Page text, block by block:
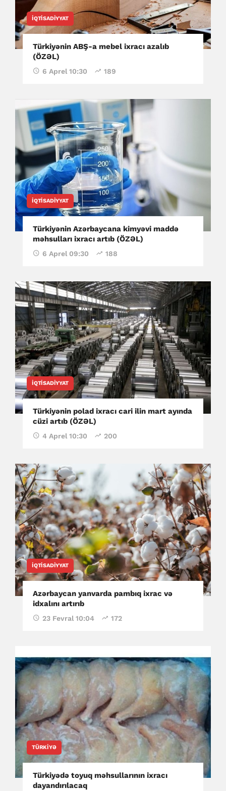
İQTISADIYYAT
Türkiyənin ABŞ-a mebel ixracı azalıb
(ÖZƏL)
6 Aprel 10:30 189
İQTISADIYYAT
Türkiyənin Azərbaycana kimyəvi maddə
məhsulları ixracı artıb (ÖZƏL)
6 Aprel 09:30 188
İQTISADIYYAT
Türkiyənin polad ixracı cari ilin mart ayında
cüzi artıb (ÖZƏL)
4 Aprel 10:30 200
İQTISADIYYAT
Azərbaycan yanvarda pambıq ixrac və
idxalını artırıb
23 Fevral 10:04 172
TÜRKIYƏ
Türkiyədə toyuq məhsullarının ixracı
dayandırılacaq